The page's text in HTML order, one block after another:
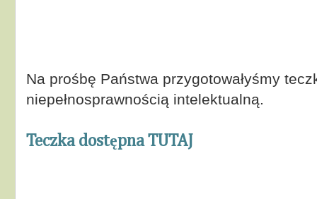
Na prośbę Państwa przygotowałyśmy
niepełnosprawnością intelektualną.
Teczka dostępna TUTAJ